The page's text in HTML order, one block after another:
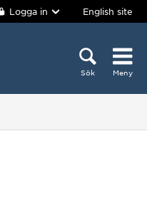
Logga in English site
Sök Meny